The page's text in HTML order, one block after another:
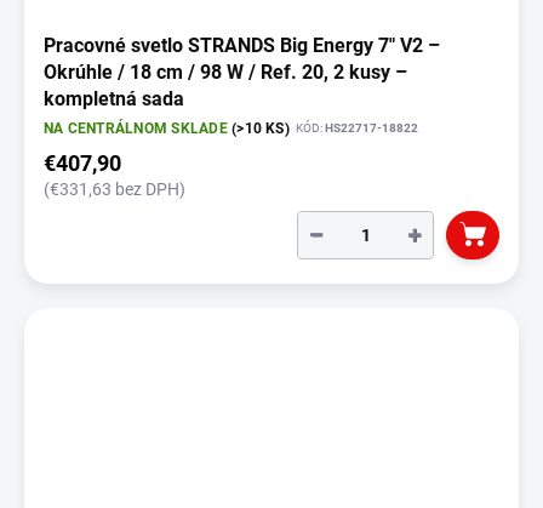
Pracovné svetlo STRANDS Big Energy 7" V2 –
Okrúhle / 18 cm / 98 W / Ref. 20, 2 kusy –
kompletná sada
NA CENTRÁLNOM SKLADE(>10 KS) KÓD:HS22717-18822
€407,90
(€331,63 bez DPH)
+
−